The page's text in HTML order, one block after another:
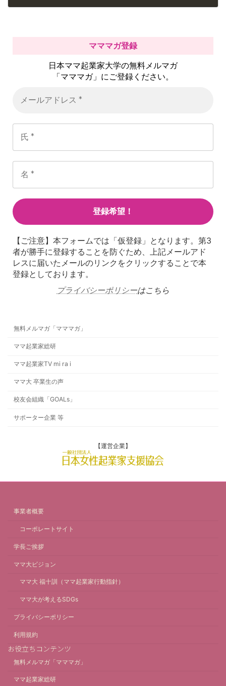
マママガ登録
日本ママ起業家大学の無料メルマガ
「マママガ」にご登録ください。
【ご注意】本フォームでは「仮登録」となります。第3
者が勝手に登録することを防ぐため、上記メールアド
レスに届いたメールのリンクをクリックすることで本
登録としております。
プライバシーポリシーはこちら
無料メルマガ「マママガ」
ママ起業家総研
ママ起業家TV mi ra i
ママ大 卒業生の声
校友会組織「GOALs」
サポーター企業 等
【運営企業】
事業者概要
コーポレートサイト
学長ご挨拶
ママ大ビジョン
ママ大 福十訓（ママ起業家行動指針）
ママ大が考えるSDGs
プライバシーポリシー
利用規約
お役立ちコンテンツ
無料メルマガ「マママガ」
ママ起業家総研